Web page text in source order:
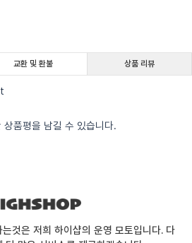
교환 및 환불 상품 리뷰
품평을 남길 수 있습니다.
것은 저희 하이샵의 운영 모토입니다. 다